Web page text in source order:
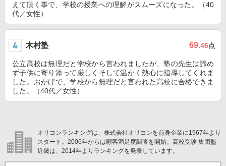
えて頂く事で、学校の授業への理解がスムーズになった。（40
代／女性）
木村塾 69.46点
公立高校は無理だと学校から言われましたが、塾の先生は諦め
ず子供に寄り添って厳しくそして温かく熱心に指導してくれま
した。おかげで、学校から無理だと言われた高校に合格できま
した。（40代／女性）
オリコンランキングは、株式会社オリコンを前身企業に1967年より
スタート。2006年からは顧客満足度調査を開始。高校受験 集団塾
近畿は、2014年よりランキングを発表しています。